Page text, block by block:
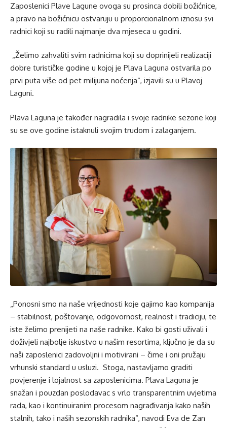
Zaposlenici Plave Lagune ovoga su prosinca dobili božićnice,
a pravo na božićnicu ostvaruju u proporcionalnom iznosu svi
radnici koji su radili najmanje dva mjeseca u godini.
„Želimo zahvaliti svim radnicima koji su doprinijeli realizaciji
dobre turističke godine u kojoj je Plava Laguna ostvarila po
prvi puta više od pet milijuna noćenja“, izjavili su u Plavoj
Laguni.
Plava Laguna je također nagradila i svoje radnike sezone koji
su se ove godine istaknuli svojim trudom i zalaganjem.
„Ponosni smo na naše vrijednosti koje gajimo kao kompanija
– stabilnost, poštovanje, odgovornost, realnost i tradiciju, te
iste želimo prenijeti na naše radnike. Kako bi gosti uživali i
doživjeli najbolje iskustvo u našim resortima, ključno je da su
naši zaposlenici zadovoljni i motivirani – čime i oni pružaju
vrhunski standard u usluzi. Stoga, nastavljamo graditi
povjerenje i lojalnost sa zaposlenicima. Plava Laguna je
snažan i pouzdan poslodavac s vrlo transparentnim uvjetima
rada, kao i kontinuiranim procesom nagrađivanja kako naših
stalnih, tako i naših sezonskih radnika“, navodi Eva de Zan